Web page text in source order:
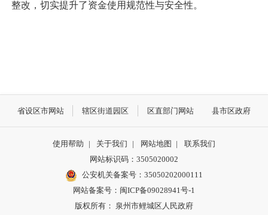
整改，切实提升了资金使用规范性与安全性。
省设区市网站 辖区街道园区 区直部门网站 县市区政府
使用帮助 | 关于我们 | 网站地图 |
联系我们
网站标识码：3505020002
公安机关备案号：35050202000111
网站备案号：闽ICP备09028941号-1
版权所有： 泉州市鲤城区人民政府